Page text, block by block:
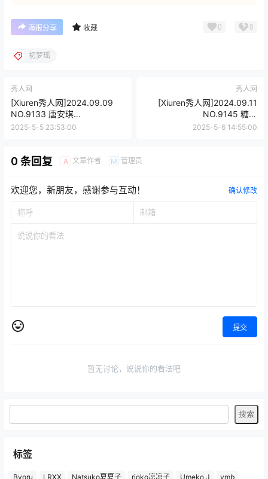
海报分享 收藏 0 0
初梦瑶
秀人网
[Xiuren秀人网]2024.09.09
NO.9133 唐安琪
[84+1P/713MB]
2025-5-5 23:53:00
秀人网
[Xiuren秀人网]2024.09.11
NO.9145 糖糖
[66+1P/652MB]
2025-5-6 14:55:00
0 条回复 A 文章作者 M 管理员
欢迎您，新朋友，感谢参与互动！ 确认修改
提交
暂无讨论，说说你的看法吧
标签
Byoru LRXX Natsuko夏夏子 rioko凉凉子 Umeko J vmb